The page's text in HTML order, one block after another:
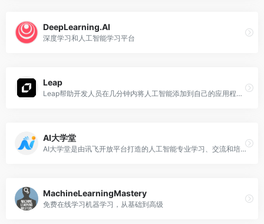
DeepLearning.AI
深度学习和人工智能学习平台
Leap
Leap帮助开发人员在几分钟内将人工智能添加到自己的应用程序中
AI大学堂
AI大学堂是由讯飞开放平台打造的人工智能专业学习、交流和培训的AI学习平台学堂
MachineLearningMastery
免费在线学习机器学习，从基础到高级